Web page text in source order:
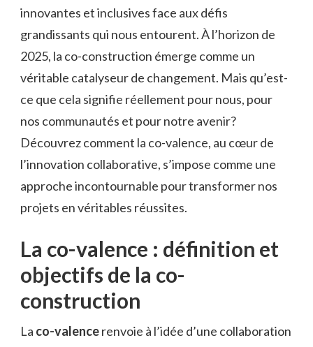
innovantes et inclusives face aux défis
grandissants qui nous entourent. À l’horizon de
2025, la co-construction émerge comme un
véritable catalyseur de changement. Mais qu’est-
ce que cela signifie réellement pour nous, pour
nos communautés et pour notre avenir?
Découvrez comment la co-valence, au cœur de
l’innovation collaborative, s’impose comme une
approche incontournable pour transformer nos
projets en véritables réussites.
La co-valence : définition et
objectifs de la co-
construction
La co-valencerenvoie à l’idée d’une collaboration